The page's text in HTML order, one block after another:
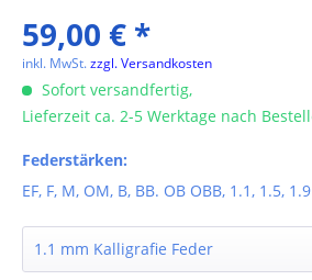
59,00 € *
inkl. MwSt.zzgl. Versandkosten
Sofort versandfertig,
Lieferzeit ca. 2-5 Werktage nach
Federstärken:
EF, F, M, OM, B, BB. OB OBB, 1.1, 1.5, 1.9